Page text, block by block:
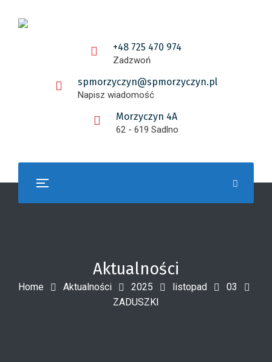
+48 725 470 974
Zadzwoń
spmorzyczyn@spmorzyczyn.pl
Napisz wiadomość
Morzyczyn 4A
62 - 619 Sadlno
Aktualności
Home Aktualności 2025 listopad
03
ZADUSZKI